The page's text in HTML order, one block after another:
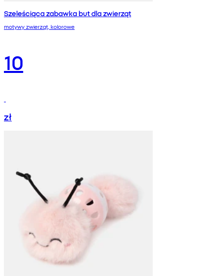
Szeleściąca zabawka but dla zwierząt
motywy zwierząt, kolorowe
10
zł